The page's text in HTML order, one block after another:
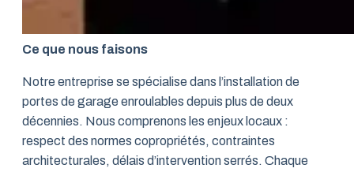
Ce que nous faisons
Notre entreprise se spécialise dans l’installation de
portes de garage enroulables depuis plus de deux
décennies. Nous comprenons les enjeux locaux :
respect des normes copropriétés, contraintes
architecturales, délais d’intervention serrés. Chaque